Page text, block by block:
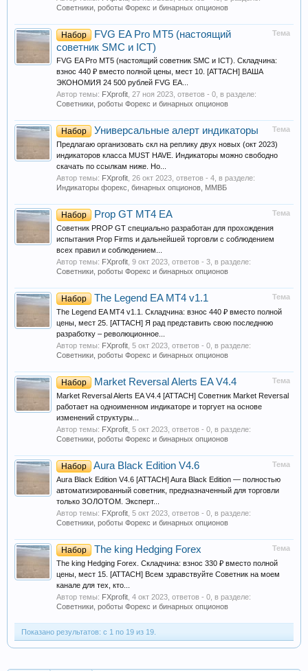
Советники, роботы Форекс и бинарных опционов
Тема
Набор
FVG EA Pro MT5 (настоящий
советник SMC и ICT)
FVG EA Pro MT5 (настоящий советник SMC и ICT). Складчина:
взнос 440 ₽ вместо полной цены, мест 10. [ATTACH] ВАША
ЭКОНОМИЯ 24 500 рублей FVG EA...
Автор темы: FXprofit 27 ноя 2023 , ответов - 0, в разделе:
Советники, роботы Форекс и бинарных опционов
Тема
Набор Универсальные алерт индикаторы
Предлагаю организовать скл на реплику двух новых (окт 2023)
индикаторов класса MUST HAVE. Индикаторы можно свободно
скачать по ссылкам ниже. Но...
Автор темы: FXprofit 26 окт 2023 , ответов - 4, в разделе:
Индикаторы форекс, бинарных опционов, ММВБ
Тема
Набор Prop GT MT4 EA
Советник PROP GT специально разработан для прохождения
испытания Prop Firms и дальнейшей торговли с соблюдением
всех правил и соблюдением...
Автор темы: FXprofit 9 окт 2023 , ответов - 3, в разделе:
Советники, роботы Форекс и бинарных опционов
Тема
Набор The Legend EA MT4 v1.1
The Legend EA MT4 v1.1. Складчина: взнос 440 ₽ вместо полной
цены, мест 25. [ATTACH] Я рад представить свою последнюю
разработку – революционное...
Автор темы: FXprofit 5 окт 2023 , ответов - 0, в разделе:
Советники, роботы Форекс и бинарных опционов
Тема
Набор Market Reversal Alerts EA V4.4
Market Reversal Alerts EA V4.4 [ATTACH] Советник Market Reversal
работает на одноименном индикаторе и торгует на основе
изменений структуры...
Автор темы: FXprofit 5 окт 2023 , ответов - 0, в разделе:
Советники, роботы Форекс и бинарных опционов
Тема
Набор Aura Black Edition V4.6
Aura Black Edition V4.6 [ATTACH] Aura Black Edition — полностью
автоматизированный советник, предназначенный для торговли
только ЗОЛОТОМ. Эксперт...
Автор темы: FXprofit 5 окт 2023 , ответов - 0, в разделе:
Советники, роботы Форекс и бинарных опционов
Тема
Набор The king Hedging Forex
The king Hedging Forex. Складчина: взнос 330 ₽ вместо полной
цены, мест 15. [ATTACH] Всем здравствуйте Советник на моем
канале для тех, кто...
Автор темы: FXprofit 4 окт 2023 , ответов - 0, в разделе:
Советники, роботы Форекс и бинарных опционов
Показано результатов: с 1 по 19 из 19.